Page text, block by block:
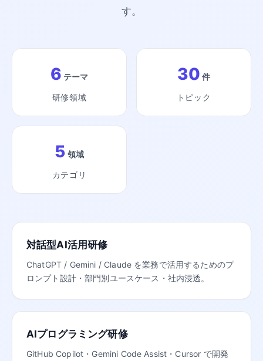
す。
6 テーマ
研修領域
30 件
トピック
5 領域
カテゴリ
対話型AI活用研修
ChatGPT / Gemini / Claude を業務で活用するためのプ
ロンプト設計・部門別ユースケース・社内浸透。
AIプログラミング研修
GitHub Copilot・Gemini Code Assist・Cursor で開発